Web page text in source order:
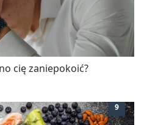
cię zaniepokoić?
9